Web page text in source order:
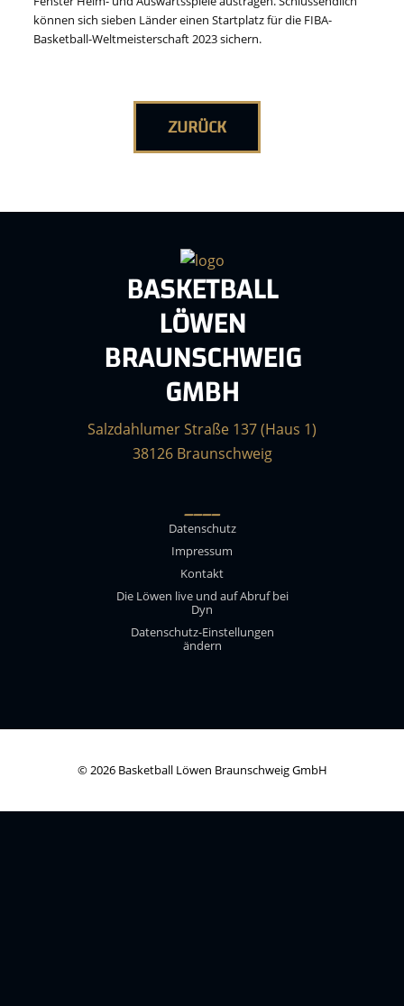
können sich sieben Länder einen Startplatz für die FIBA-
Basketball-Weltmeisterschaft 2023 sichern.
ZURÜCK
BASKETBALL
LÖWEN
BRAUNSCHWEIG
GMBH
Salzdahlumer Straße 137 (Haus 1)
38126 Braunschweig
____
Datenschutz
Impressum
Kontakt
Die Löwen live und auf Abruf bei
Dyn
Datenschutz-Einstellungen
ändern
© 2026 Basketball Löwen Braunschweig GmbH